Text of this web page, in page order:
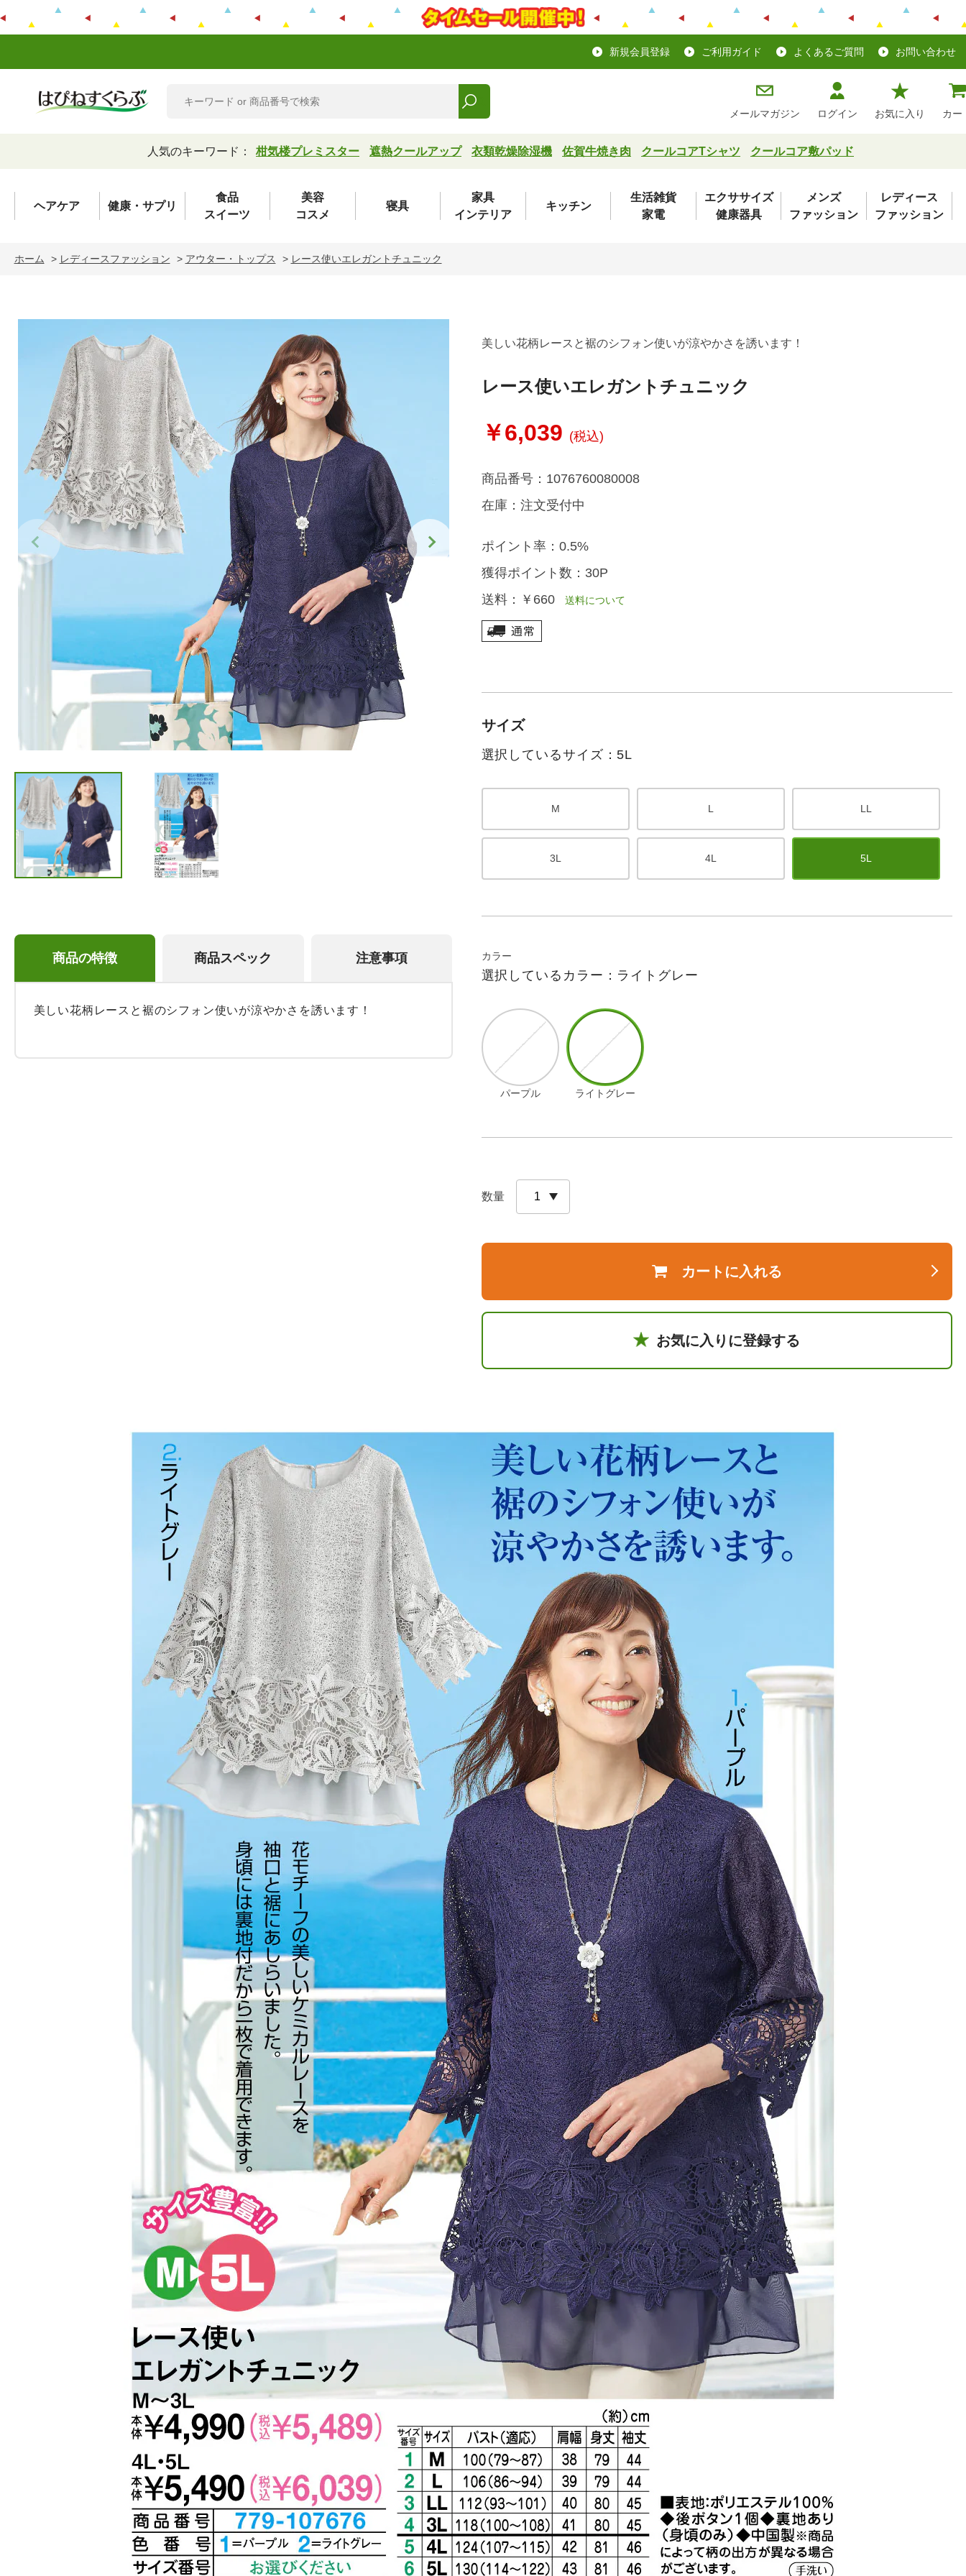
新規会員登録 ご利用ガイド よくあるご質問 お問い合わせ
メールマガジン ログイン お気に入り カー
人気のキーワード： 柑気楼プレミスター 遮熱クールアップ 衣類乾燥除湿機 佐賀牛焼き肉 クールコアTシャツ クールコア敷パッド
ヘアケア 健康・サプリ
食品
スイーツ
美容
コスメ
寝具
家具
インテリア
キッチン
生活雑貨
家電
エクササイズ
健康器具
メンズ
ファッション
レディース
ファッション
ホーム > レディースファッション > アウター・トップス > レース使いエレガントチュニック
商品の特徴 商品スペック 注意事項
美しい花柄レースと裾のシフォン使いが涼やかさを誘います！
美しい花柄レースと裾のシフォン使いが涼やかさを誘います！
レース使いエレガントチュニック
￥6,039 (税込)
商品番号： 1076760080008
在庫： 注文受付中
ポイント率： 0.5%
獲得ポイント数： 30P
送料： ￥660送料について
サイズ
選択しているサイズ：5L
M L LL
3L 4L 5L
カラー
選択しているカラー：ライトグレー
パープル ライトグレー
数量
カートに入れる
お気に入りに登録する